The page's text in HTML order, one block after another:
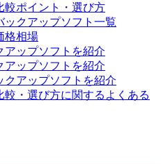
較ポイント・選び方
ックアップソフト一覧
格相場
ップソフトを紹介
ップソフトを紹介
アップソフトを紹介
・選び方に関するよくある